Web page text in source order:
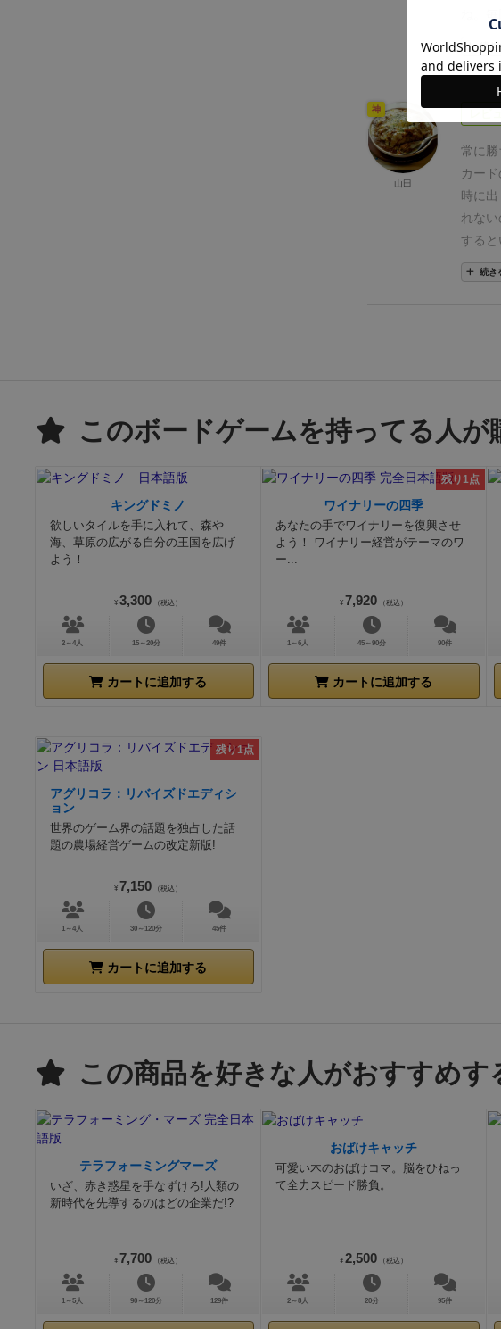
姫カ
終了
レで
枚決
これ
は短
で自
いる
いの
いの
う方
なる偽
す(最
子だと
ード
だと
続き
常に勝
カー
時に
れな
する
枚に
はな
て、
なゲ
続き
神
山田
このボードゲームを持ってる人が
キングドミノ
欲しいタイルを手に入れて、森や
海、草原の広がる自分の王国を広げ
よう！
¥ 3,300 （税込）
2～4人 15～20分 49件
カートに追加する
残り1点
ワイナリーの四季
あなたの手でワイナリーを復興させ
よう！ ワイナリー経営がテーマのワ
ー...
¥ 7,920 （税込）
1～6人 45～90分 90件
カートに追加する
残り1点
アグリコラ：リバイズドエディシ
ョン
世界のゲーム界の話題を独占した話
題の農場経営ゲームの改定新版!
¥ 7,150 （税込）
1～4人 30～120分 45件
カートに追加する
この商品を好きな人がおすすめす
テラフォーミングマーズ
いざ、赤き惑星を手なずけろ!人類の
新時代を先導するのはどの企業だ!?
¥ 7,700 （税込）
1～5人 90～120分 129件
おばけキャッチ
可愛い木のおばけコマ。脳をひねっ
て全力スピード勝負。
¥ 2,500 （税込）
2～8人 20分 95件